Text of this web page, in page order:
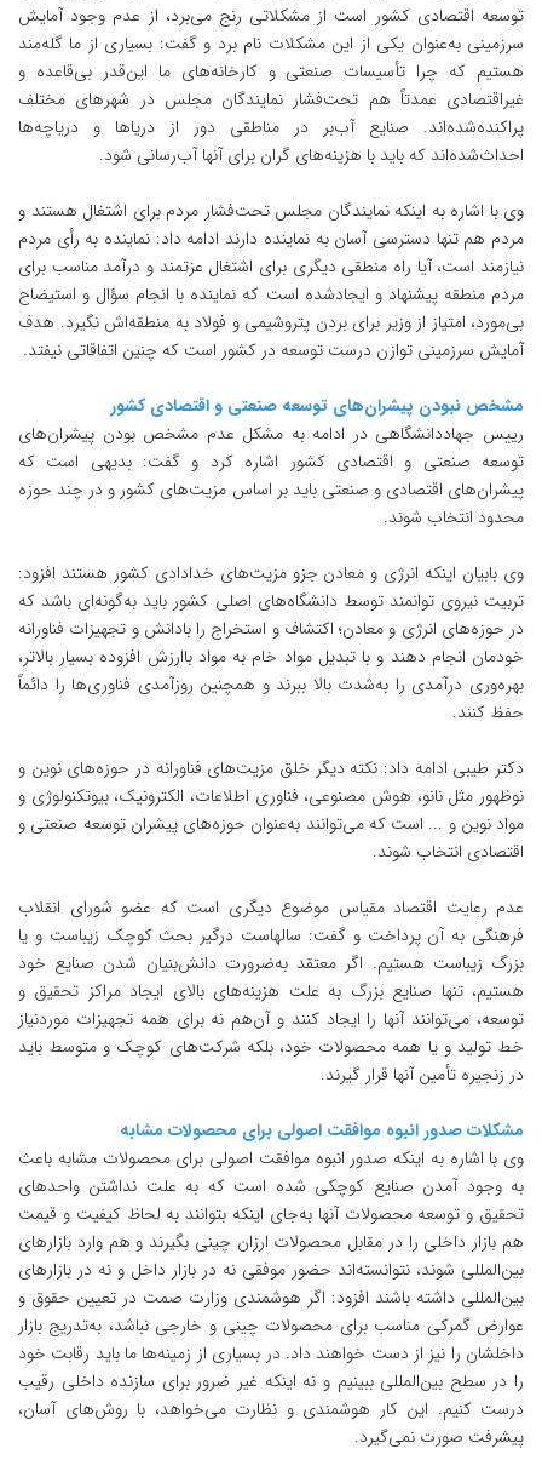
توسعه اقتصادی کشور است از مشکلاتی رنج می‌برد، از عدم وجود آمایش
سرزمینی به‌عنوان یکی از این مشکلات نام برد و گفت: بسیاری از ما گله‌مند
هستیم که چرا تأسیسات صنعتی و کارخانه‌های ما این‌قدر بی‌قاعده و
غیراقتصادی عمدتاً هم تحت‌فشار نمایندگان مجلس در شهرهای مختلف
پراکنده‌شده‌اند. صنایع آب‌بر در مناطقی دور از دریاها و دریاچه‌ها
احداث‌شده‌اند که باید با هزینه‌های گران برای آنها آب‌رسانی شود.
وی با اشاره به اینکه نمایندگان مجلس تحت‌فشار مردم برای اشتغال هستند و
مردم هم تنها دسترسی آسان به نماینده دارند ادامه داد: نماینده به رأی مردم
نیازمند است، آیا راه منطقی دیگری برای اشتغال عزتمند و درآمد مناسب برای
مردم منطقه پیشنهاد و ایجادشده است که نماینده با انجام سؤال و استیضاح
بی‌مورد، امتیاز از وزیر برای بردن پتروشیمی و فولاد به منطقه‌اش نگیرد. هدف
آمایش سرزمینی توازن درست توسعه در کشور است که چنین اتفاقاتی نیفتد.
مشخص نبودن پیشران‌های توسعه صنعتی و اقتصادی کشور
رییس جهاددانشگاهی در ادامه به مشکل عدم مشخص بودن پیشران‌های
توسعه صنعتی و اقتصادی کشور اشاره کرد و گفت: بدیهی است که
پیشران‌های اقتصادی و صنعتی باید بر اساس مزیت‌های کشور و در چند حوزه
محدود انتخاب شوند.
وی بابیان اینکه انرژی و معادن جزو مزیت‌های خدادادی کشور هستند افزود:
تربیت نیروی توانمند توسط دانشگاه‌های اصلی کشور باید به‌گونه‌ای باشد که
در حوزه‌های انرژی و معادن؛ اکتشاف و استخراج را بادانش و تجهیزات فناورانه
خودمان انجام دهند و با تبدیل مواد خام به مواد باارزش افزوده بسیار بالاتر،
بهره‌وری درآمدی را به‌شدت بالا ببرند و همچنین روزآمدی فناوری‌ها را دائماً
حفظ کنند.
دکتر طیبی ادامه داد: نکته دیگر خلق مزیت‌های فناورانه در حوزه‌های نوین و
نوظهور مثل نانو، هوش مصنوعی، فناوری‌ اطلاعات، الکترونیک، بیوتکنولوژی و
مواد نوین و ... است که می‌توانند به‌عنوان حوزه‌های پیشران توسعه صنعتی و
اقتصادی انتخاب شوند.
عدم رعایت اقتصاد مقیاس موضوع دیگری است که عضو شورای انقلاب
فرهنگی به آن پرداخت و گفت: سالهاست درگیر بحث کوچک زیباست و یا
بزرگ زیباست هستیم. اگر معتقد به‌ضرورت دانش‌بنیان شدن صنایع خود
هستیم، تنها صنایع بزرگ به علت هزینه‌های بالای ایجاد مراکز تحقیق و
توسعه، می‌توانند آنها را ایجاد کنند و آن‌هم نه برای همه تجهیزات موردنیاز
خط تولید و یا همه محصولات خود، بلکه شرکت‌های کوچک و متوسط باید
در زنجیره تأمین آنها قرار گیرند.
مشکلات صدور انبوه موافقت اصولی برای محصولات مشابه
وی با اشاره به اینکه صدور انبوه موافقت اصولی برای محصولات مشابه باعث
به وجود آمدن صنایع کوچکی شده است که به علت نداشتن واحدهای
تحقیق و توسعه محصولات آنها به‌جای اینکه بتوانند به لحاظ کیفیت و قیمت
هم بازار داخلی را در مقابل محصولات ارزان چینی بگیرند و هم وارد بازارهای
بین‌المللی شوند، نتوانسته‌اند حضور موفقی نه در بازار داخل و نه در بازارهای
بین‌المللی داشته باشند افزود: اگر هوشمندی وزارت صمت در تعیین حقوق و
عوارض گمرکی مناسب برای محصولات چینی و خارجی نباشد، به‌تدریج بازار
داخلشان را نیز از دست خواهند داد. در بسیاری از زمینه‌‌ها ما باید رقابت خود
را در سطح بین‌المللی ببینیم و نه اینکه غیر ضرور برای سازنده داخلی رقیب
درست کنیم. این کار هوشمندی و نظارت می‌خواهد، با روش‌های آسان،
پیشرفت صورت نمی‌گیرد.